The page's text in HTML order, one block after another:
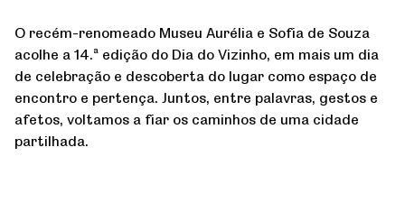
O recém-renomeado Museu Aurélia e Sofia de Souza
acolhe a 14.ª edição do Dia do Vizinho, em mais um dia
de celebração e descoberta do lugar como espaço de
encontro e pertença. Juntos, entre palavras, gestos e
afetos, voltamos a fiar os caminhos de uma cidade
partilhada.